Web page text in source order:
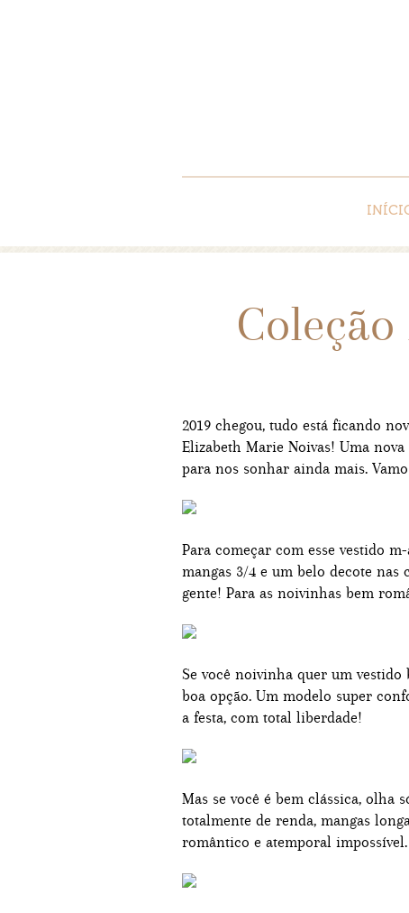
2019 chegou, tudo está ficando
Elizabeth Marie Noivas! Uma
para nos sonhar ainda mais.
Para começar com esse vestido
mangas 3/4 e um belo decote
gente! Para as noivinhas bem
Se você noivinha quer um vestido
boa opção. Um modelo super
a festa, com total liberdade!
Mas se você é bem clássica, olha
totalmente de renda, mangas
romântico e atemporal impossível.